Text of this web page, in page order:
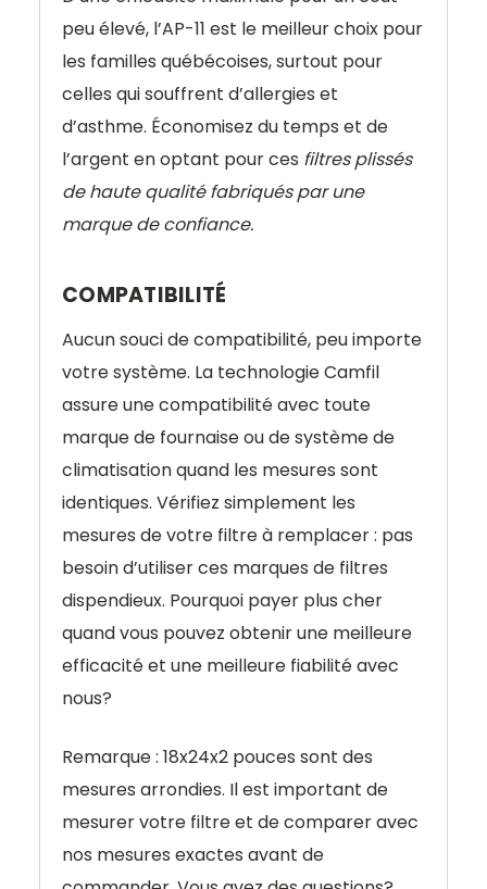
peu élevé, l’AP-11 est le meilleur choix pour
les familles québécoises, surtout pour
celles qui souffrent d’allergies et
d’asthme. Économisez du temps et de
l’argent en optant pour ces filtres plissés
de haute qualité fabriqués par une
marque de confiance.
COMPATIBILITÉ
Aucun souci de compatibilité, peu importe
votre système. La technologie Camfil
assure une compatibilité avec toute
marque de fournaise ou de système de
climatisation quand les mesures sont
identiques. Vérifiez simplement les
mesures de votre filtre à remplacer : pas
besoin d’utiliser ces marques de filtres
dispendieux. Pourquoi payer plus cher
quand vous pouvez obtenir une meilleure
efficacité et une meilleure fiabilité avec
nous?
Remarque : 18x24x2 pouces sont des
mesures arrondies. Il est important de
mesurer votre filtre et de comparer avec
nos mesures exactes avant de